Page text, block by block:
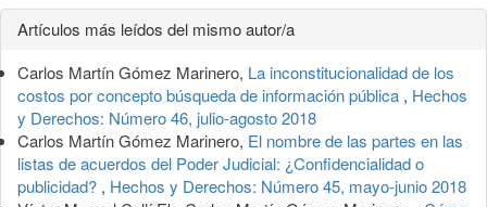
Detalles
del
artículo
Artículos más leídos del mismo autor/a
Carlos Martín Gómez Marinero, La inconstitucionalidad de los
costos por concepto búsqueda de información pública , Hechos
y Derechos: Número 46, julio-agosto 2018
Carlos Martín Gómez Marinero, El nombre de las partes en las
listas de acuerdos del Poder Judicial: ¿Confidencialidad o
publicidad? , Hechos y Derechos: Número 45, mayo-junio 2018